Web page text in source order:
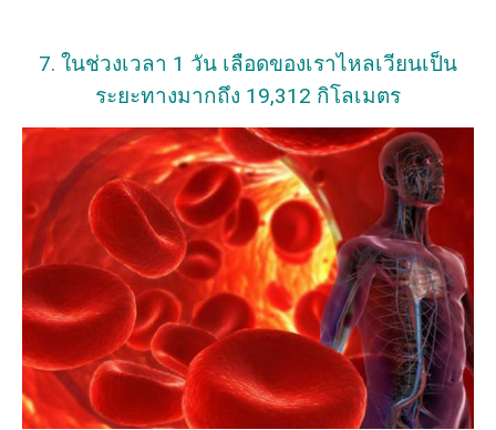
7. ในช่วงเวลา 1 วัน เลือดของเราไหลเวียนเป็น
ระยะทางมากถึง 19,312 กิโลเมตร